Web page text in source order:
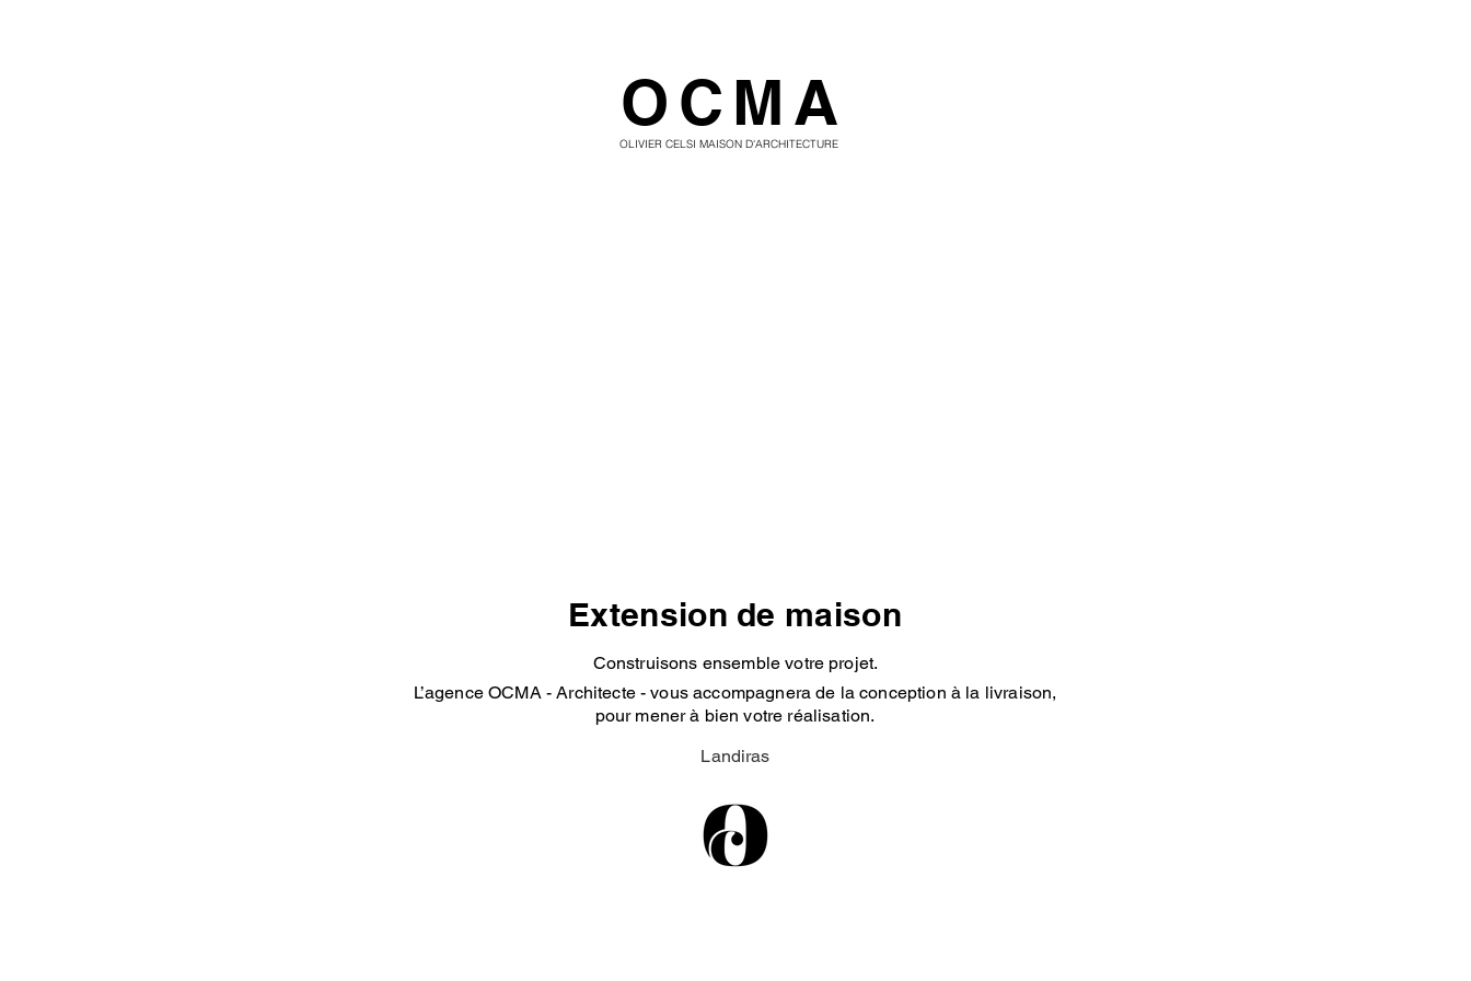
OLIVIER CELSI MAISON D'ARCHITECTURE
OCMA
Extension de maison
Construisons ensemble votre projet.
L’agence OCMA - Architecte - vous accompagnera de la conception à la livraison,
pour mener à bien votre réalisation.
Landiras